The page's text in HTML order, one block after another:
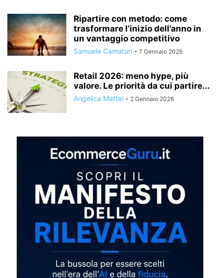
Ripartire con metodo: come
trasformare l’inizio dell’anno in
un vantaggio competitivo
Samuele Camatari - 7 Gennaio 2026
Retail 2026: meno hype, più
valore. Le priorità da cui partire...
Angelica Maftei - 2 Gennaio 2026